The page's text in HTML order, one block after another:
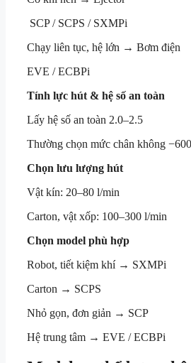
SCP / SCPS / SXMPi
Chạy liên tục, hệ lớn → Bơm điện
EVE / ECBPi
Tính lực hút & hệ số an toàn
Lấy hệ số an toàn 2.0–2.5
Thường chọn mức chân không
Chọn lưu lượng hút
Vật kín: 20–80 l/min
Carton, vật xốp: 100–300 l/min
Chọn model phù hợp
Robot, tiết kiệm khí → SXMPi
Carton → SCPS
Nhỏ gọn, đơn giản → SCP
Hệ trung tâm → EVE / ECBPi